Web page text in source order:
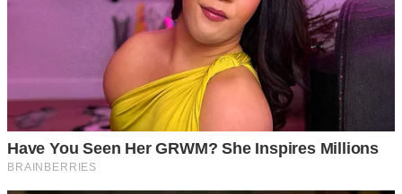
ออก ในขณะจอดทิ้งไว้
กรณีจอดรถขึ้นเนิน
ให้หักพวงมาลัยหมุนล้อทิ้งไว้ไปทางขวา
เมื่อรถเกิดปัญหาทำให้รถไหล ล้อหน้าก็จะไปติดอยู่ตรงฟุตบาท
ไม่ไหลไปชนคันอื่น หรือไหลตกเนินไป